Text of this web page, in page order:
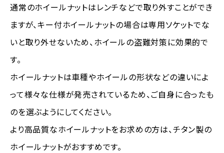
通常のホイールナットはレンチなどで取り外すことができ
ますが、キー付ホイールナットの場合は専用ソケットでな
いと取り外せないため、ホイールの盗難対策に効果的で
す。
ホイールナットは車種やホイールの形状などの違いによ
って様々な仕様が発売されているため、ご自身に合ったも
のを選ぶようにしてください。
より高品質なホイールナットをお求めの方は、チタン製の
ホイールナットがおすすめです。